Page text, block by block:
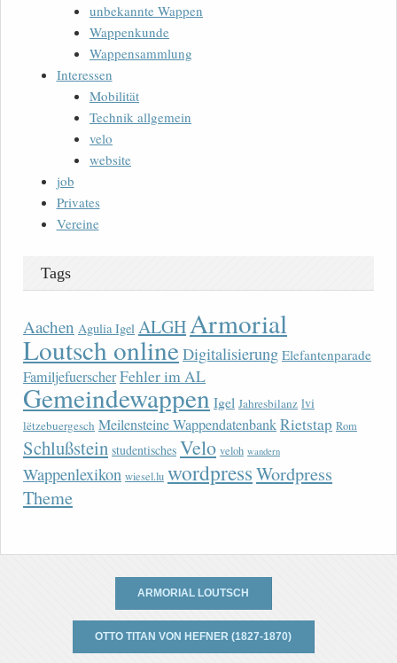
unbekannte Wappen
Wappenkunde
Wappensammlung
Interessen
Mobilität
Technik allgemein
velo
website
job
Privates
Vereine
Tags
Aachen Agulia Igel ALGHArmorial
Loutsch onlineDigitalisierung Elefantenparade
FamiljefuerscherFehler im AL
Gemeindewappen Igel Jahresbilanz lvi
lëtzebuergesch Meilensteine WappendatenbankRietstap Rom
Schlußstein studentisches Velo veloh wandern
Wappenlexikon wiesel.lu wordpressWordpress
Theme
ARMORIAL LOUTSCH
OTTO TITAN VON HEFNER (1827-1870)